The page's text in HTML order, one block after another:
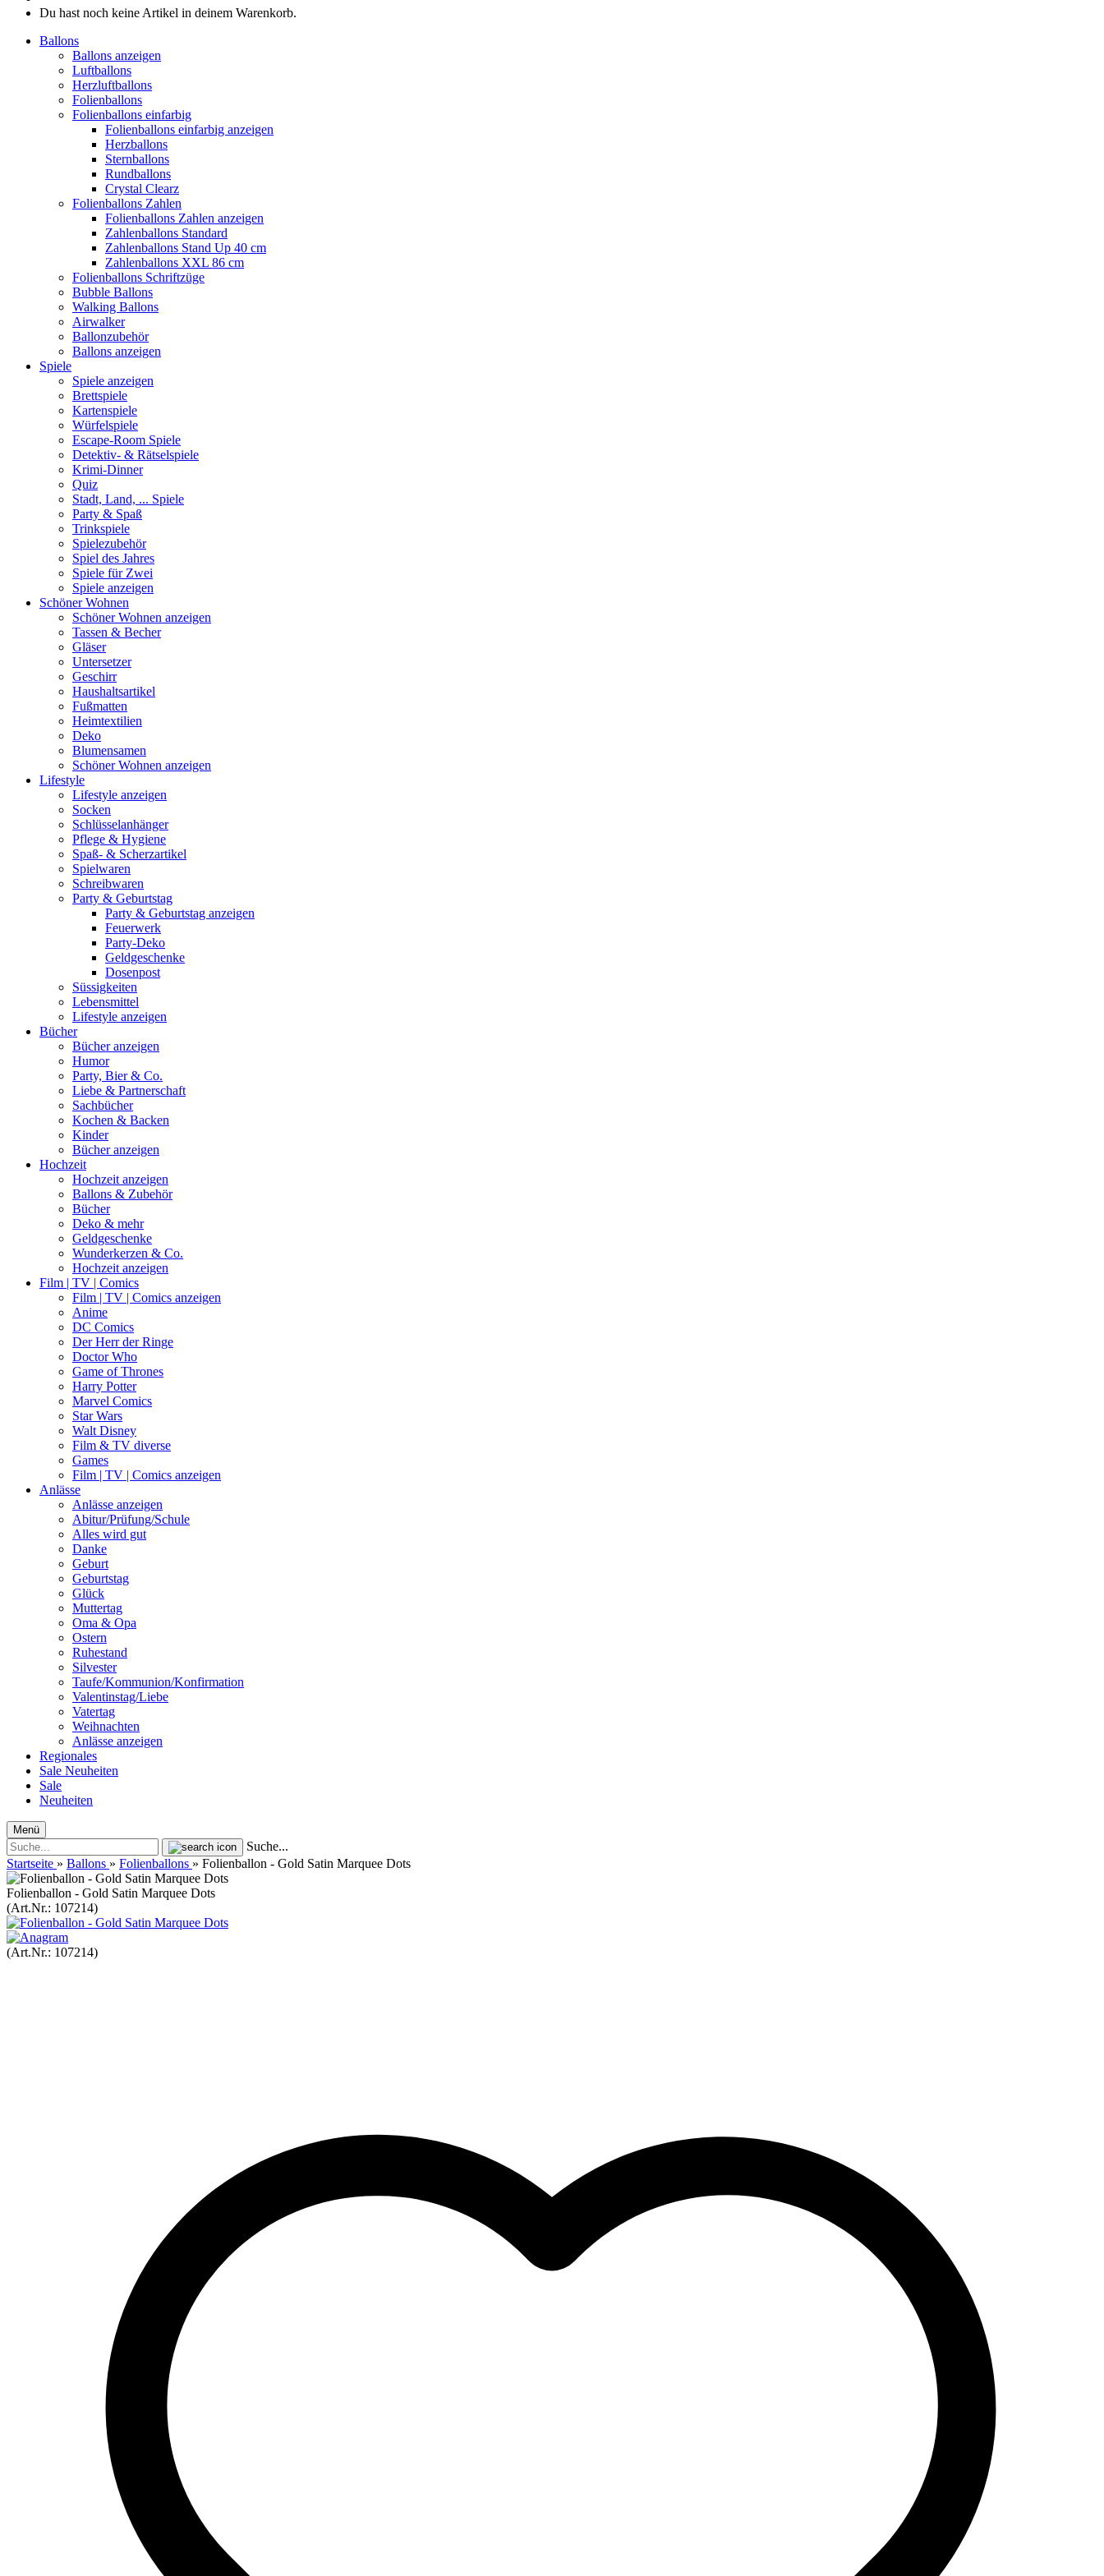
Du hast noch keine Artikel in deinem Warenkorb.
Ballons
Ballons anzeigen
Luftballons
Herzluftballons
Folienballons
Folienballons einfarbig
Folienballons einfarbig anzeigen
Herzballons
Sternballons
Rundballons
Crystal Clearz
Folienballons Zahlen
Folienballons Zahlen anzeigen
Zahlenballons Standard
Zahlenballons Stand Up 40 cm
Zahlenballons XXL 86 cm
Folienballons Schriftzüge
Bubble Ballons
Walking Ballons
Airwalker
Ballonzubehör
Ballons anzeigen
Spiele
Spiele anzeigen
Brettspiele
Kartenspiele
Würfelspiele
Escape-Room Spiele
Detektiv- & Rätselspiele
Krimi-Dinner
Quiz
Stadt, Land, ... Spiele
Party & Spaß
Trinkspiele
Spielezubehör
Spiel des Jahres
Spiele für Zwei
Spiele anzeigen
Schöner Wohnen
Schöner Wohnen anzeigen
Tassen & Becher
Gläser
Untersetzer
Geschirr
Haushaltsartikel
Fußmatten
Heimtextilien
Deko
Blumensamen
Schöner Wohnen anzeigen
Lifestyle
Lifestyle anzeigen
Socken
Schlüsselanhänger
Pflege & Hygiene
Spaß- & Scherzartikel
Spielwaren
Schreibwaren
Party & Geburtstag
Party & Geburtstag anzeigen
Feuerwerk
Party-Deko
Geldgeschenke
Dosenpost
Süssigkeiten
Lebensmittel
Lifestyle anzeigen
Bücher
Bücher anzeigen
Humor
Party, Bier & Co.
Liebe & Partnerschaft
Sachbücher
Kochen & Backen
Kinder
Bücher anzeigen
Hochzeit
Hochzeit anzeigen
Ballons & Zubehör
Bücher
Deko & mehr
Geldgeschenke
Wunderkerzen & Co.
Hochzeit anzeigen
Film | TV | Comics
Film | TV | Comics anzeigen
Anime
DC Comics
Der Herr der Ringe
Doctor Who
Game of Thrones
Harry Potter
Marvel Comics
Star Wars
Walt Disney
Film & TV diverse
Games
Film | TV | Comics anzeigen
Anlässe
Anlässe anzeigen
Abitur/Prüfung/Schule
Alles wird gut
Danke
Geburt
Geburtstag
Glück
Muttertag
Oma & Opa
Ostern
Ruhestand
Silvester
Taufe/Kommunion/Konfirmation
Valentinstag/Liebe
Vatertag
Weihnachten
Anlässe anzeigen
Regionales
Sale Neuheiten
Sale
Neuheiten
Menü
Suche...
Startseite » Ballons » Folienballons » Folienballon - Gold Satin Marquee Dots
Folienballon - Gold Satin Marquee Dots
(Art.Nr.: 107214)
(Art.Nr.: 107214)